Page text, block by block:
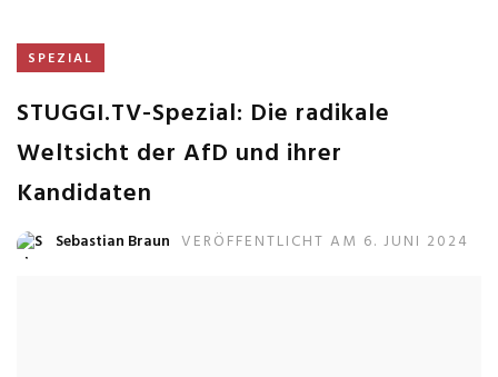
SPEZIAL
STUGGI.TV-Spezial: Die radikale
Weltsicht der AfD und ihrer
Kandidaten
Sebastian Braun VERÖFFENTLICHT AM 6. JUNI 2024